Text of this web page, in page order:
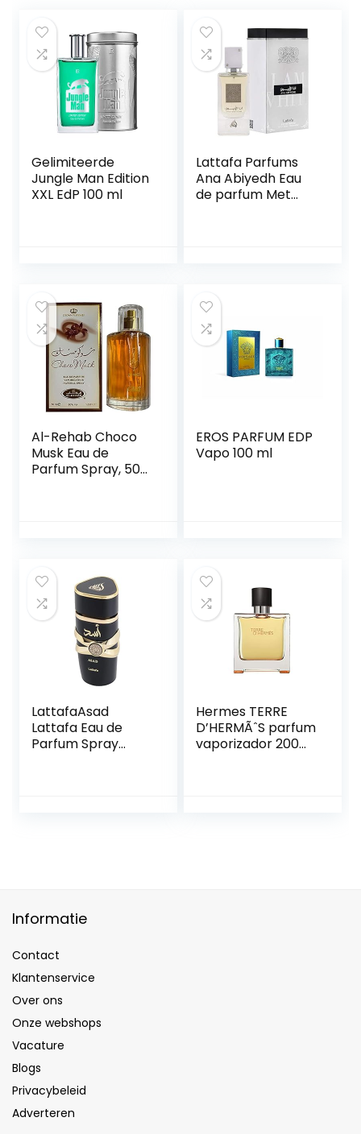
Gelimiteerde
Jungle Man Edition
XXL EdP 100 ml
Lattafa Parfums
Ana Abiyedh Eau
de parfum Met
Al-Rehab Choco
Musk Eau de
Parfum Spray, 50
EROS PARFUM EDP
Vapo 100 ml
LattafaAsad
Lattafa Eau de
Parfum Spray
Hermes TERRE
D’HERMÃˆS parfum
vaporizador 200
Informatie
Contact
Klantenservice
Over ons
Onze webshops
Vacature
Blogs
Privacybeleid
Adverteren